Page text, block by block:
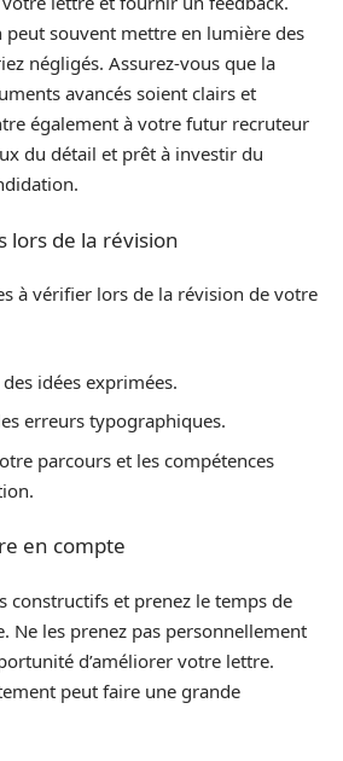
peut souvent mettre en lumière des
négligés. Assurez-vous que la
avancés soient clairs et
également à votre futur recruteur
du détail et prêt à investir du
lors de la révision
à vérifier lors de la révision de votre
idées exprimées.
erreurs typographiques.
parcours et les compétences
en compte
constructifs et prenez le temps de
Ne les prenez pas personnellement
d’améliorer votre lettre.
peut faire une grande